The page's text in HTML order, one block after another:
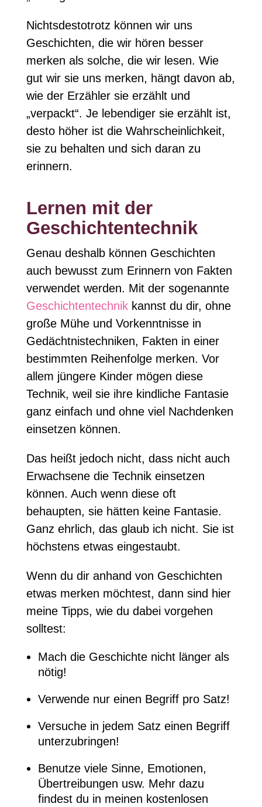
Nichtsdestotrotz können wir uns
Geschichten, die wir hören besser
merken als solche, die wir lesen. Wie
gut wir sie uns merken, hängt davon ab,
wie der Erzähler sie erzählt und
„verpackt“. Je lebendiger sie erzählt ist,
desto höher ist die Wahrscheinlichkeit,
sie zu behalten und sich daran zu
erinnern.
Lernen mit der
Geschichtentechnik
Genau deshalb können Geschichten
auch bewusst zum Erinnern von Fakten
verwendet werden. Mit der sogenannte
Geschichtentechnikkannst du dir, ohne
große Mühe und Vorkenntnisse in
Gedächtnistechniken, Fakten in einer
bestimmten Reihenfolge merken. Vor
allem jüngere Kinder mögen diese
Technik, weil sie ihre kindliche Fantasie
ganz einfach und ohne viel Nachdenken
einsetzen können.
Das heißt jedoch nicht, dass nicht auch
Erwachsene die Technik einsetzen
können. Auch wenn diese oft
behaupten, sie hätten keine Fantasie.
Ganz ehrlich, das glaub ich nicht. Sie ist
höchstens etwas eingestaubt.
Wenn du dir anhand von Geschichten
etwas merken möchtest, dann sind hier
meine Tipps, wie du dabei vorgehen
solltest:
Mach die Geschichte nicht länger als
nötig!
Verwende nur einen Begriff pro Satz!
Versuche in jedem Satz einen Begriff
unterzubringen!
Benutze viele Sinne, Emotionen,
Übertreibungen usw. Mehr dazu
findest du in meinen kostenlosen